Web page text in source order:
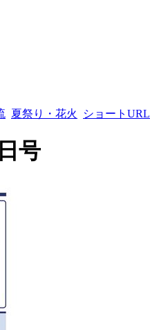
夏祭り・花火 ショートURL
号